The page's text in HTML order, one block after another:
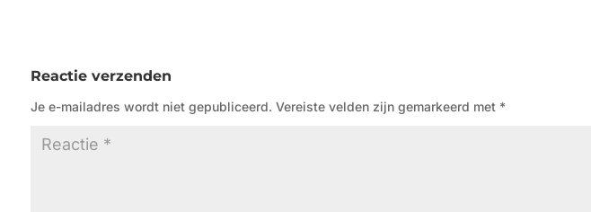
Reactie verzenden
Je e-mailadres wordt niet gepubliceerd. Vereiste velden zijn gemarkeerd met *